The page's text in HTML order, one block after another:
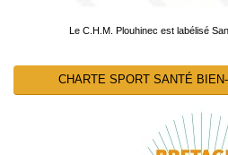
Le C.H.M. Plouhinec est labélisé
CHARTE SPORT SANTÉ